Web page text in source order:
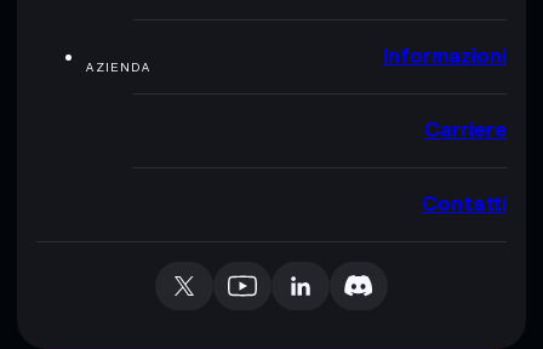
AZIENDA Informazioni
Carriere
Contatti